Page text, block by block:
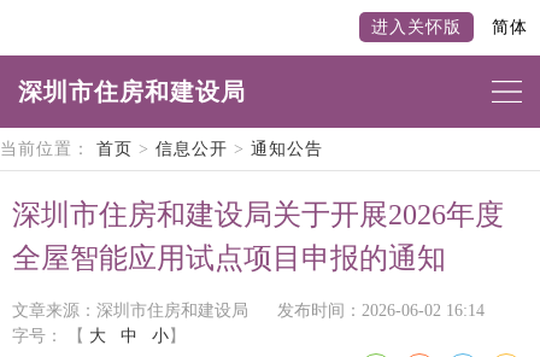
进入关怀版 简体
深圳市住房和建设局
当前位置： 首页 > 信息公开 > 通知公告
深圳市住房和建设局关于开展2026年度
全屋智能应用试点项目申报的通知
文章来源：深圳市住房和建设局
发布时间：2026-06-02 16:14
字号：
【 大 中 小 】